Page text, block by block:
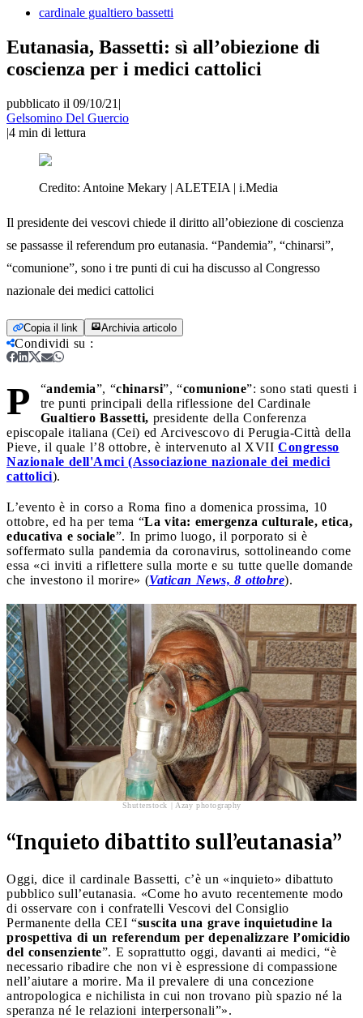
cardinale gualtiero bassetti
Eutanasia, Bassetti: sì all’obiezione di
coscienza per i medici cattolici
pubblicato il 09/10/21 |
Gelsomino Del Guercio
|4 min di lettura
Credito: Antoine Mekary | ALETEIA | i.Media
Il presidente dei vescovi chiede il diritto all’obiezione di coscienza
se passasse il referendum pro eutanasia. “Pandemia”, “chinarsi”,
“comunione”, sono i tre punti di cui ha discusso al Congresso
nazionale dei medici cattolici
Copia il link Archivia articolo
Condividi su :
“
P andemia”, “chinarsi”, “comunione”: sono stati questi i
tre punti principali della riflessione del Cardinale
Gualtiero Bassetti, presidente della Conferenza
episcopale italiana (Cei) ed Arcivescovo di Perugia-Città della
Pieve, il quale l’8 ottobre, è intervenuto al XVII Congresso
Nazionale dell'Amci (Associazione nazionale dei medici
cattolici).
L’evento è in corso a Roma fino a domenica prossima, 10
ottobre, ed ha per tema “La vita: emergenza culturale, etica,
educativa e sociale”. In primo luogo, il porporato si è
soffermato sulla pandemia da coronavirus, sottolineando come
essa «ci inviti a riflettere sulla morte e su tutte quelle domande
che investono il morire» (Vatican News, 8 ottobre).
Shutterstock | Azay photography
“Inquieto dibattito sull’eutanasia”
Oggi, dice il cardinale Bassetti, c’è un «inquieto» dibattuto
pubblico sull’eutanasia. «Come ho avuto recentemente modo
di osservare con i confratelli Vescovi del Consiglio
Permanente della CEI “suscita una grave inquietudine la
prospettiva di un referendum per depenalizzare l’omicidio
del consenziente”. E soprattutto oggi, davanti ai medici, “è
necessario ribadire che non vi è espressione di compassione
nell’aiutare a morire. Ma il prevalere di una concezione
antropologica e nichilista in cui non trovano più spazio né la
speranza né le relazioni interpersonali”».